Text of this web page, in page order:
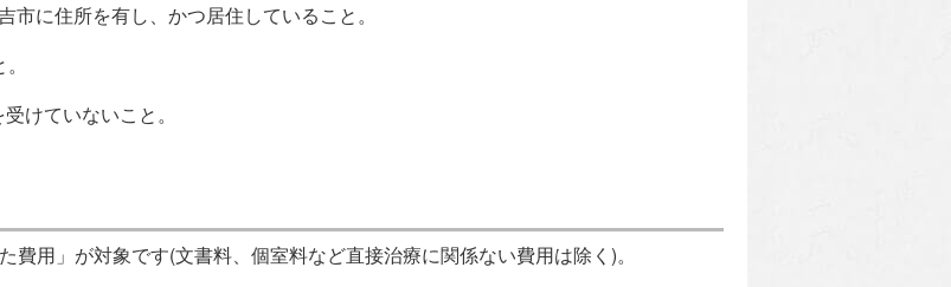
に住所を有し、かつ居住していること。
けていないこと。
用」が対象です(文書料、個室料など直接治療に関係ない費用は除く)。